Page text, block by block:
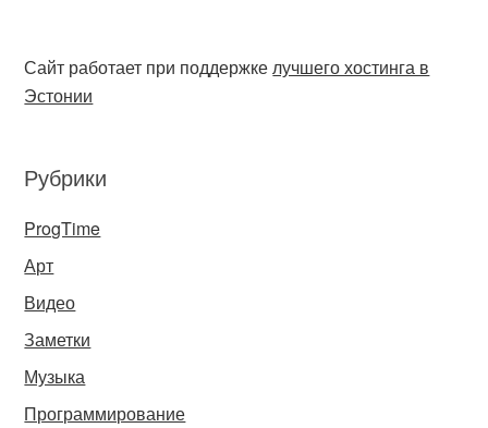
Сайт работает при поддержкелучшего хостинга в
Эстонии
Рубрики
ProgTime
Арт
Видео
Заметки
Музыка
Программирование